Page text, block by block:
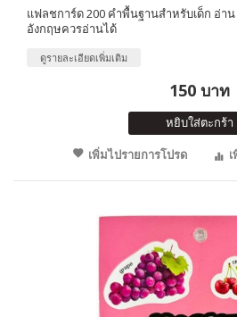
แฟลชการ์ด 200 คำพื้นฐานสำหรับเด็ก อ่า
อังกฤษควรอ่านได้
ดูรายละเอียดเพิ่มเติม
150 บาท
หยิบใส่ตะกร้า
เพิ่มไปรายการโปรด